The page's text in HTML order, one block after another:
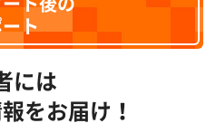
ト
には
をお届け！